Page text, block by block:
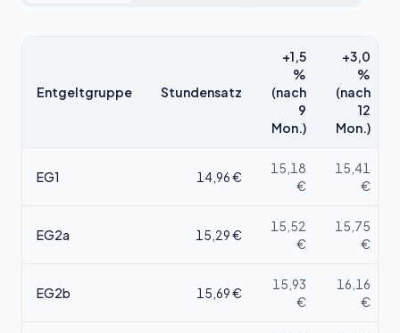
Entgeltgruppe Stundensatz
+1,5
%
(nach
9
Mon.)
+3,0
%
(nach
12
Mon.)
EG1 14,96€
15,18
€
15,41
€
EG2a 15,29€
15,52
€
15,75
€
EG2b 15,69€
15,93
€
16,16
€